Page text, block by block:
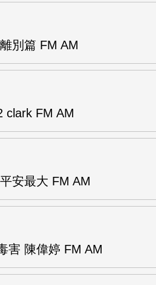
別篇 FM AM
clark FM AM
安最大 FM AM
害 陳偉婷 FM AM